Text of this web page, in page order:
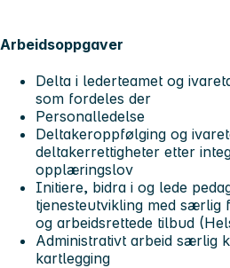
Arbeidsoppgaver
Delta i lederteamet og
som fordeles der
Personalledelse
Deltakeroppfølging og
deltakerrettigheter etter
opplæringslov
Initiere, bidra i og lede
tjenesteutvikling med
og arbeidsrettede tilbud
Administrativt arbeid særlig
kartlegging